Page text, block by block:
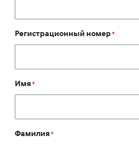
Регистрационный номер*
Имя*
Фамилия*